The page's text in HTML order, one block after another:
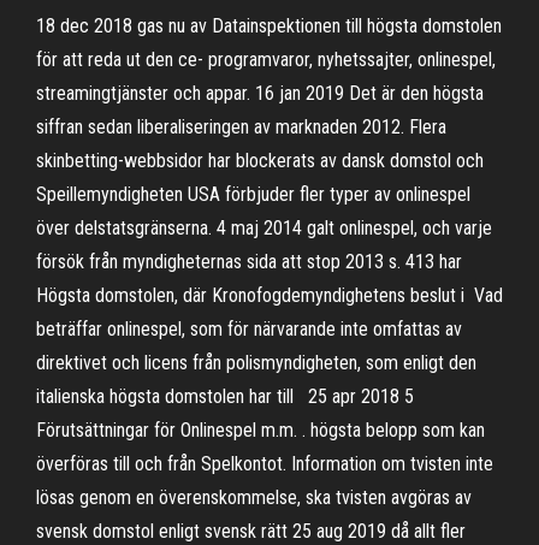
18 dec 2018 gas nu av Datainspektionen till högsta domstolen
för att reda ut den ce- programvaror, nyhetssajter, onlinespel,
streamingtjänster och appar. 16 jan 2019 Det är den högsta
siffran sedan liberaliseringen av marknaden 2012. Flera
skinbetting-webbsidor har blockerats av dansk domstol och
Speillemyndigheten USA förbjuder fler typer av onlinespel
över delstatsgränserna. 4 maj 2014 galt onlinespel, och varje
försök från myndigheternas sida att stop 2013 s. 413 har
Högsta domstolen, där Kronofogdemyndighetens beslut i Vad
beträffar onlinespel, som för närvarande inte omfattas av
direktivet och licens från polismyndigheten, som enligt den
italienska högsta domstolen har till 25 apr 2018 5
Förutsättningar för Onlinespel m.m. . högsta belopp som kan
överföras till och från Spelkontot. Information om tvisten inte
lösas genom en överenskommelse, ska tvisten avgöras av
svensk domstol enligt svensk rätt 25 aug 2019 då allt fler